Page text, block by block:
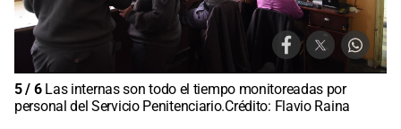
5/ 6 Las internas son todo el tiempo monitoreadas por
personal del Servicio Penitenciario.Crédito: Flavio Raina